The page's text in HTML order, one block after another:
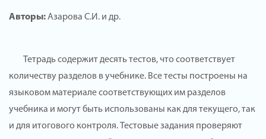
Авторы:Азарова С.И. и др.
Тетрадь содержит десять тестов, что соответствует
количеству разделов в учебнике. Все тесты построены на
языковом материале соответствующих им разделов
учебника и могут быть использованы как для текущего, так
и для итогового контроля. Тестовые задания проверяют